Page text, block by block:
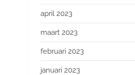
april 2023
maart 2023
februari 2023
januari 2023